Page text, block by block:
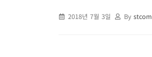
2018년 7월 3일 Bystcom